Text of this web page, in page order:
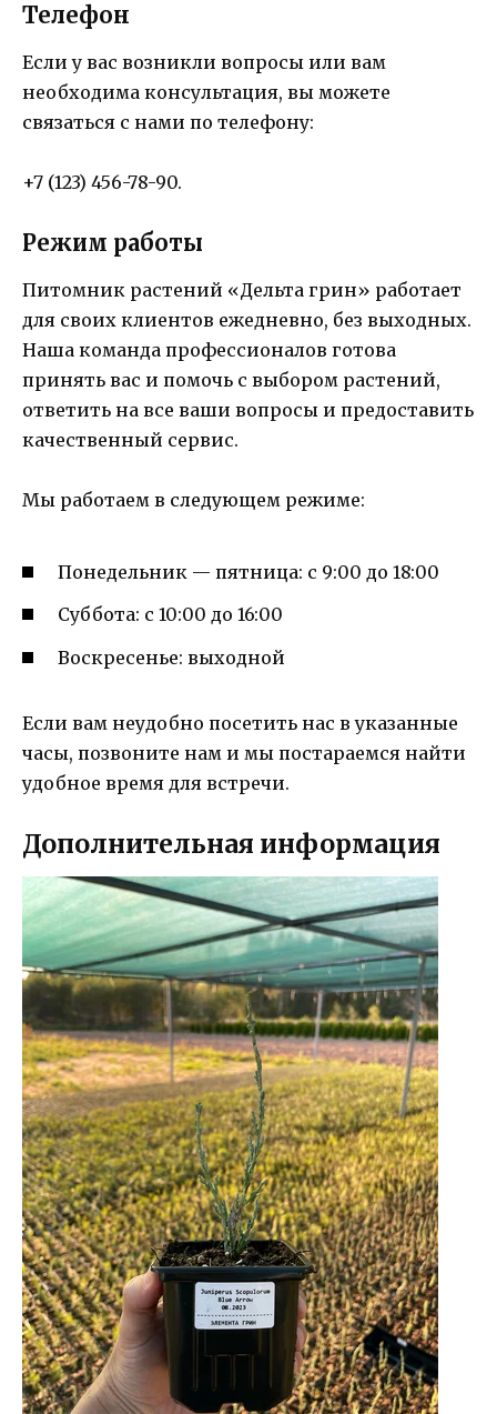
Телефон
Если у вас возникли вопросы или вам
необходима консультация, вы можете
связаться с нами по телефону:
+7 (123) 456-78-90.
Режим работы
Питомник растений «Дельта грин» работает
для своих клиентов ежедневно, без выходных.
Наша команда профессионалов готова
принять вас и помочь с выбором растений,
ответить на все ваши вопросы и предоставить
качественный сервис.
Мы работаем в следующем режиме:
Понедельник — пятница: с 9:00 до 18:00
Суббота: с 10:00 до 16:00
Воскресенье: выходной
Если вам неудобно посетить нас в указанные
часы, позвоните нам и мы постараемся найти
удобное время для встречи.
Дополнительная информация